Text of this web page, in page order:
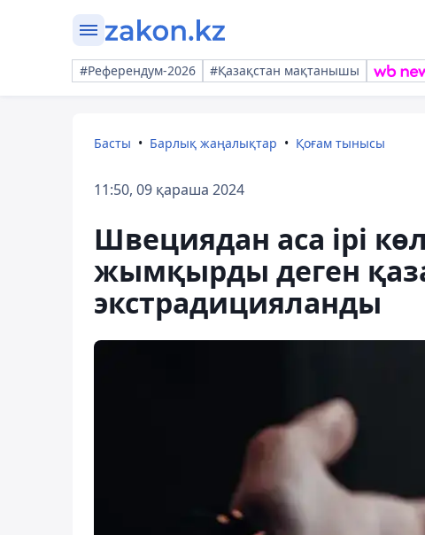
#Референдум-2026 #Қазақстан мақтанышы
Басты Барлық жаңалықтар Қоғам тынысы
11:50, 09 қараша 2024
Швециядан аса ірі
жымқырды деген
экстрадицияланды